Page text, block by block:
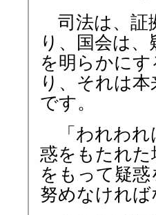
司法は、証
り、国会は
を明らかに
り、それは
です。
「われわれ
惑をもたれ
をもって疑
努めなけれ